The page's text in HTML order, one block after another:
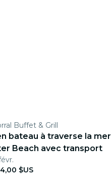
Buffet & Grill
bateau à traverse la mer
Beach avec transport
$US